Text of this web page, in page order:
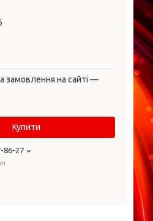
замовлення на сайті —
Купити
86-27